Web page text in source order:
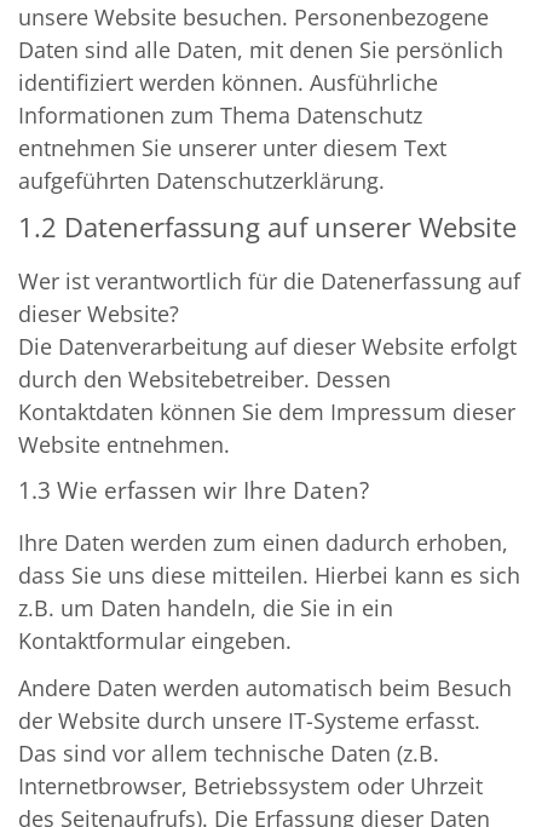
unsere Website besuchen. Personenbezogene
Daten sind alle Daten, mit denen Sie persönlich
identifiziert werden können. Ausführliche
Informationen zum Thema Datenschutz
entnehmen Sie unserer unter diesem Text
aufgeführten Datenschutzerklärung.
1.2 Datenerfassung auf unserer Website
Wer ist verantwortlich für die Datenerfassung auf
dieser Website?
Die Datenverarbeitung auf dieser Website erfolgt
durch den Websitebetreiber. Dessen
Kontaktdaten können Sie dem Impressum dieser
Website entnehmen.
1.3 Wie erfassen wir Ihre Daten?
Ihre Daten werden zum einen dadurch erhoben,
dass Sie uns diese mitteilen. Hierbei kann es sich
z.B. um Daten handeln, die Sie in ein
Kontaktformular eingeben.
Andere Daten werden automatisch beim Besuch
der Website durch unsere IT-Systeme erfasst.
Das sind vor allem technische Daten (z.B.
Internetbrowser, Betriebssystem oder Uhrzeit
des Seitenaufrufs). Die Erfassung dieser Daten